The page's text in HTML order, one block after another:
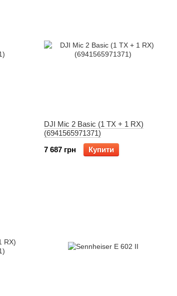
DJI Mic 2 Basic (1 TX + 1 RX)
(6941565971371)
7 687 грн
Купити